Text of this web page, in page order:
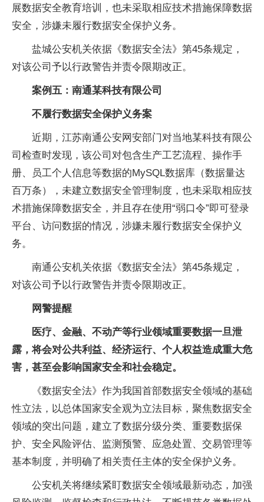
展数据安全教育培训，也未采取相应技术措施保障数据
安全，涉嫌未履行数据安全保护义务。
盐城公安机关依据《数据安全法》第45条规定，
对该公司予以行政警告并责令限期改正。
案例五： 南通某科技有限公司
不履行数据安全保护义务案
近期，江苏南通公安网安部门对当地某科技有限公
司检查时发现，该公司对包含生产工艺流程、操作手
册、员工个人信息等数据的MySQL数据库（数据量达
百万条），未建立数据安全管理制度，也未采取相应技
术措施保障数据安全，并且存在使用“弱口令”即可登录
平台、访问数据的情况，涉嫌未履行数据安全保护义
务。
南通公安机关依据《数据安全法》第45条规定，
对该公司予以行政警告并责令限期改正。
网警提醒
医疗、金融、不动产等行业领域重要数据一旦泄
露，将会对公共利益、经济运行、个人权益造成重大危
害，甚至会影响国家安全和社会稳定。
《数据安全法》作为我国首部数据安全领域的基础
性立法，以总体国家安全观为立法目标，聚焦数据安全
领域的突出问题，建立了数据分级分类、重要数据保
护、安全风险评估、监测预警、应急处置、交易管理等
基本制度，并明确了相关责任主体的安全保护义务。
公安机关将继续紧盯数据安全领域最新动态，加强